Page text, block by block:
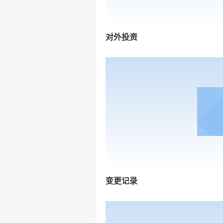
对外投资
变更记录